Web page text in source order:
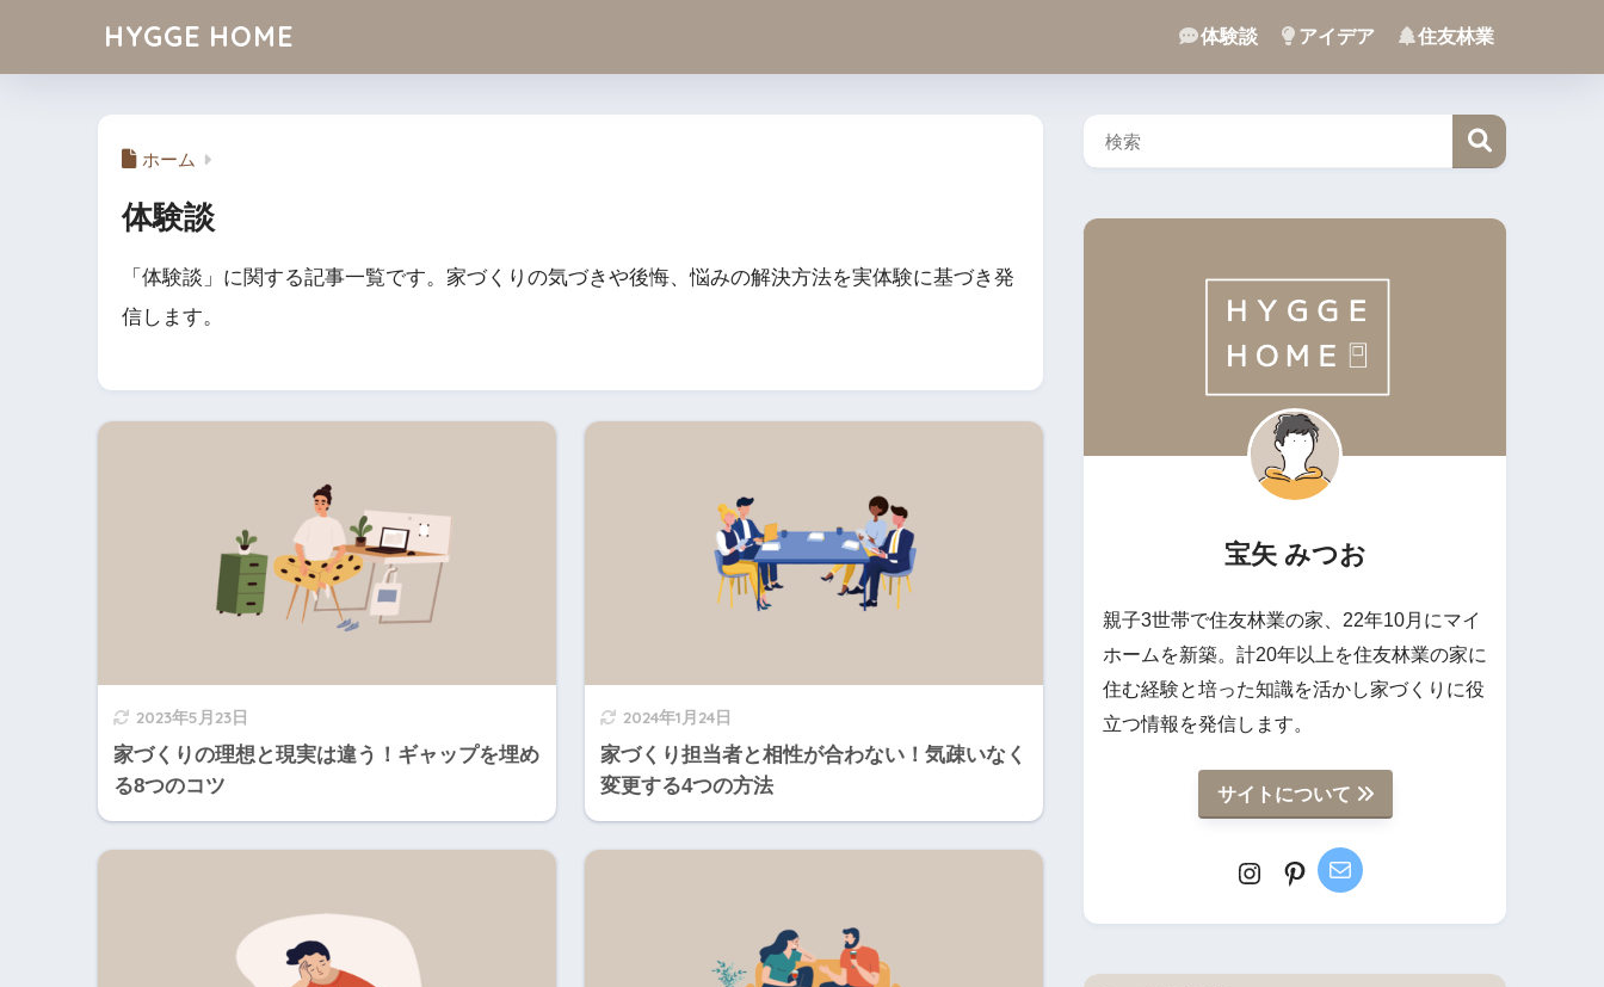
HYGGE HOME 体験談 アイデア 住友林業
ホーム
体験談
「体験談」に関する記事一覧です。家づくりの気づきや後悔、悩みの解決方法を実体験に基づき発
信します。
2023年5月23日
家づくりの理想と現実は違う！ギャップを埋め
る8つのコツ
2024年1月24日
家づくり担当者と相性が合わない！気疎いなく
変更する4つの方法
宝矢 みつお
親子3世帯で住友林業の家、22年10月にマイ
ホームを新築。計20年以上を住友林業の家に
住む経験と培った知識を活かし家づくりに役
立つ情報を発信します。
サイトについて